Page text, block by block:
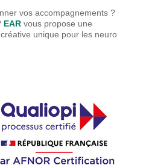
vos accompagnements ?
EAR vous propose une
unique pour les neuro